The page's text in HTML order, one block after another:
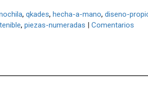
qkades hecha-a-mano diseno-
piezas-numeradas | Comentarios